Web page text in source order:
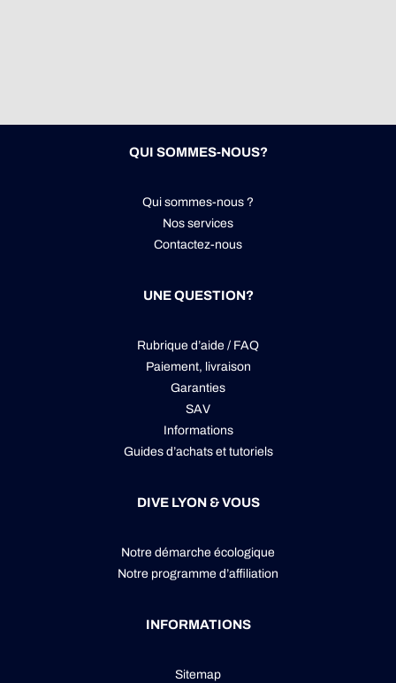
QUI SOMMES-NOUS?
Qui sommes-nous ?
Nos services
Contactez-nous
UNE QUESTION?
Rubrique d’aide / FAQ
Paiement, livraison
Garanties
SAV
Informations
Guides d’achats et tutoriels
DIVE LYON & VOUS
Notre démarche écologique
Notre programme d’affiliation
INFORMATIONS
Sitemap